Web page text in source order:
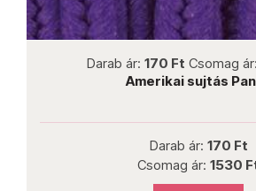
Darab ár: 170 Ft Csomag ár:
Amerikai sujtás
Darab ár: 170 Ft
Csomag ár: 1530